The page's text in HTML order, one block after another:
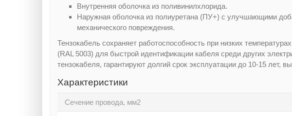
Внутренняя оболочка из поливинилхлорида.
Наружная оболочка из полиуретана (ПУ+) с улучшающими
механического повреждения.
Тензокабель сохраняет работоспособность при низких
(RAL 5003) для быстрой идентификации кабеля среди других
тензокабеля, гарантируют долгий срок эксплуатации до 10-15 лет,
Характеристики
Сечение провода, мм2